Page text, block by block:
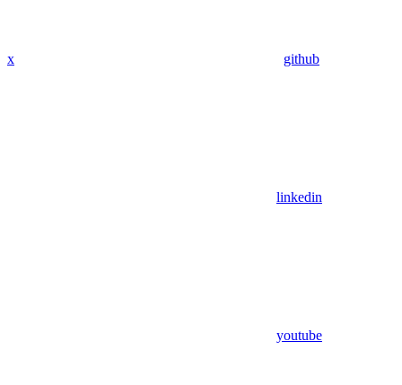
x github
linkedin
youtube